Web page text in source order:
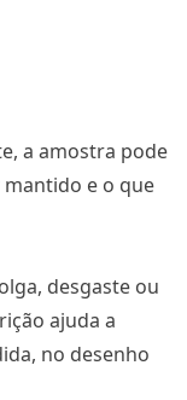
a amostra pode
e o que
desgaste ou
ajuda a
no desenho